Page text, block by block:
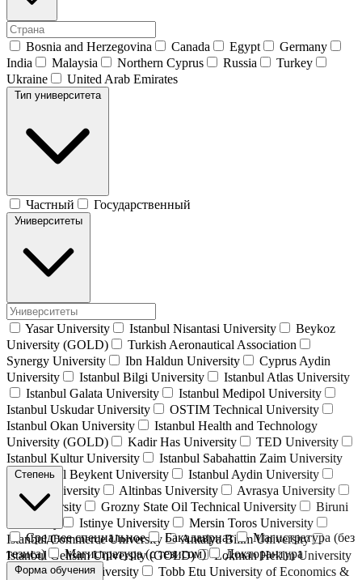
Bosnia and Herzegovina Canada Egypt
Germany
India
Malaysia Northern Cyprus Russia
Turkey
Ukraine
United Arab Emirates
Тип университета
Частный Государственный
Университеты
Yasar University Istanbul Nisantasi University
Beykoz
University (GOLD)
Turkish Aeronautical Association
Synergy University
Ibn Haldun University
Cyprus Aydin
University
Istanbul Bilgi University
Istanbul Atlas University
Istanbul Galata University
Istanbul Medipol University
Istanbul Uskudar University
OSTIM Technical University
Istanbul Okan University
Istanbul Health and Technology
University (GOLD)
Kadir Has University
TED University
Istanbul Kultur University
Istanbul Sabahattin Zaim University
İstanbul Beykent University
Istanbul Aydin University
Alanya University
Altinbas University
Avrasya University
Isik University
Grozny State Oil Technical University
Biruni
Istinye University
Mersin Toros University
Istanbul Commerce University
Antalya Bilim University
Istanbul Gelisim University (GOLD)
Lokman Hekim University
Bahcesehir University
Tobb Etu University of Economics &
Степень
Среднее специальное Бакалавриат
Магистратура (без
тезиса)
Магистратура (с тезисом) Докторантура
Форма обучения